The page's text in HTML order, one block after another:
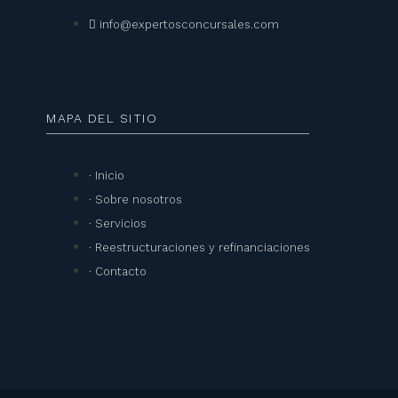
info@expertosconcursales.com
MAPA DEL SITIO
· Inicio
· Sobre nosotros
· Servicios
· Reestructuraciones y refinanciaciones
· Contacto